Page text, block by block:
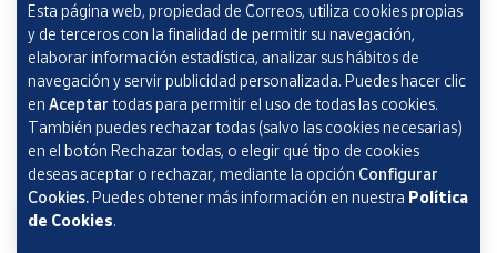
Información y ayuda
Correos Market
Esta página web, propiedad de Correos, utiliza cookies propias
y de terceros con la finalidad de permitir su navegación,
elaborar información estadística, analizar sus hábitos de
navegación y servir publicidad personalizada. Puedes hacer clic
en Aceptar todas para permitir el uso de todas las cookies.
También puedes rechazar todas (salvo las cookies necesarias)
en el botón Rechazar todas, o elegir qué tipo de cookies
deseas aceptar o rechazar, mediante la opción Configurar
Cookies.Puedes obtener más información en nuestra Política
de Cookies.